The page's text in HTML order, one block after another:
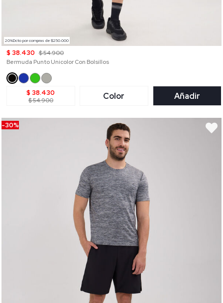
20%Dcto por compras de $250.000
$ 38.430 $ 54.900
Bermuda Punto Unicolor Con Bolsillos
$ 38.430
$ 54.900 Color Añadir
-30%